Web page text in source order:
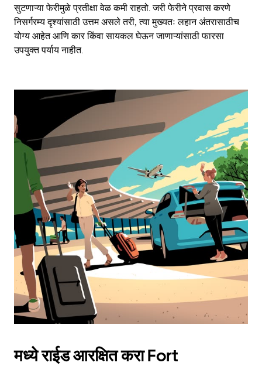
सुटणाऱ्या फेरीमुळे प्रतीक्षा वेळ कमी राहतो. जरी फेरीने प्रवास करणे
निसर्गरम्य दृश्यांसाठी उत्तम असले तरी, त्या मुख्यतः लहान अंतरासाठीच
योग्य आहेत आणि कार किंवा सायकल घेऊन जाणाऱ्यांसाठी फारसा
उपयुक्त पर्याय नाहीत.
मध्ये राईड आरक्षित करा Fort